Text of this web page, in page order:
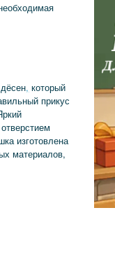
, который
прикус
изготовлена
материалов,